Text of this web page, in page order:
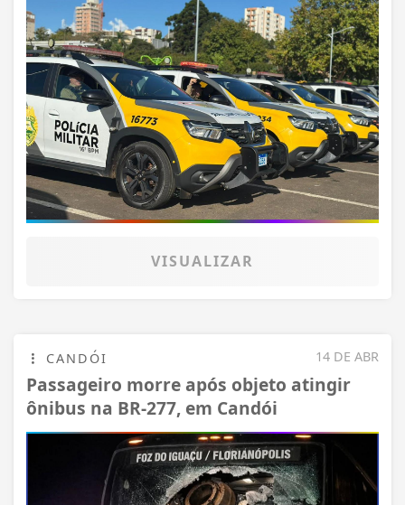
VISUALIZAR
14 DE ABR
CANDÓI
Passageiro morre após objeto atingir
ônibus na BR-277, em Candói